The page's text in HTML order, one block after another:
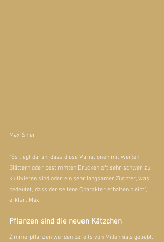
Max Snier
"Es liegt daran, dass diese Variationen mit weißen
Blättern oder bestimmten Drucken oft sehr schwer zu
kultivieren sind oder ein sehr langsamer Züchter, was
bedeutet, dass der seltene Charakter erhalten bleibt",
erklärt Max.
Pflanzen sind die neuen Kätzchen
Zimmerpflanzen wurden bereits von Millennials geliebt.